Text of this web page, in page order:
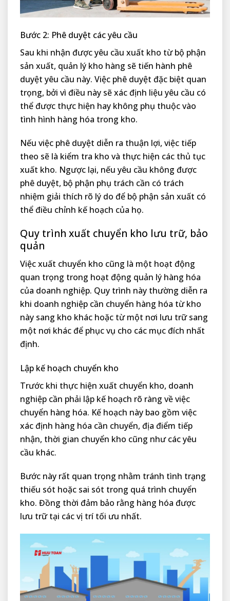
Bước 2: Phê duyệt các yêu cầu
Sau khi nhận được yêu cầu xuất kho từ bộ phận
sản xuất, quản lý kho hàng sẽ tiến hành phê
duyệt yêu cầu này. Việc phê duyệt đặc biệt quan
trọng, bởi vì điều này sẽ xác định liệu yêu cầu có
thể được thực hiện hay không phụ thuộc vào
tình hình hàng hóa trong kho.
Nếu việc phê duyệt diễn ra thuận lợi, việc tiếp
theo sẽ là kiểm tra kho và thực hiện các thủ tục
xuất kho. Ngược lại, nếu yêu cầu không được
phê duyệt, bộ phận phụ trách cần có trách
nhiệm giải thích rõ lý do để bộ phận sản xuất có
thể điều chỉnh kế hoạch của họ.
Quy trình xuất chuyển kho lưu trữ, bảo
quản
Việc xuất chuyển kho cũng là một hoạt động
quan trọng trong hoạt động quản lý hàng hóa
của doanh nghiệp. Quy trình này thường diễn ra
khi doanh nghiệp cần chuyển hàng hóa từ kho
này sang kho khác hoặc từ một nơi lưu trữ sang
một nơi khác để phục vụ cho các mục đích nhất
định.
Lập kế hoạch chuyển kho
Trước khi thực hiện xuất chuyển kho, doanh
nghiệp cần phải lập kế hoạch rõ ràng về việc
chuyển hàng hóa. Kế hoạch này bao gồm việc
xác định hàng hóa cần chuyển, địa điểm tiếp
nhận, thời gian chuyển kho cũng như các yêu
cầu khác.
Bước này rất quan trọng nhằm tránh tình trạng
thiếu sót hoặc sai sót trong quá trình chuyển
kho. Đồng thời đảm bảo rằng hàng hóa được
lưu trữ tại các vị trí tối ưu nhất.